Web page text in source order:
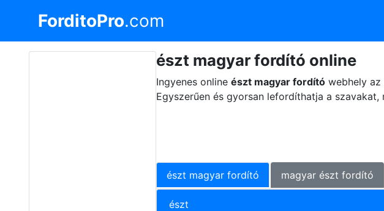
ForditoPro.com
észt magyar fordító online
Ingyenes onlineészt magyar fordító webhely
Egyszerűen és gyorsan lefordíthatja a
észt magyar fordító magyar észt fordító
észt